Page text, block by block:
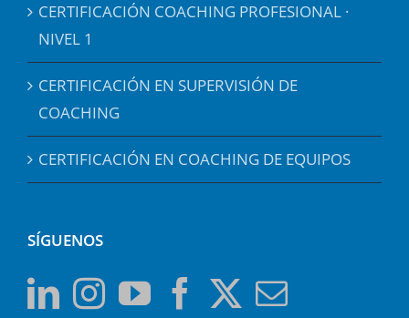
CERTIFICACIÓN COACHING PROFESIONAL ·
NIVEL 1
CERTIFICACIÓN EN SUPERVISIÓN DE
COACHING
CERTIFICACIÓN EN COACHING DE EQUIPOS
SÍGUENOS